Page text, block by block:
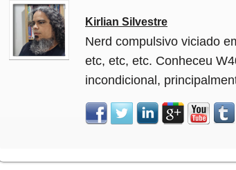
Kirlian Silvestre
Nerd compulsivo viciado
etc, etc, etc. Conheceu
incondicional,